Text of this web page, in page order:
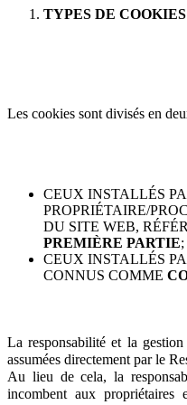
TYPES DE COOKIES
Les cookies sont divisés en
CEUX INSTALLÉS
PROPRIÉTAIRE/
DU SITE WEB,
PREMIÈRE PARTIE;
CEUX INSTALLÉS
CONNUS COMME
La responsabilité et la
assumées directement par le
Au lieu de cela, la
incombent aux propriétaires